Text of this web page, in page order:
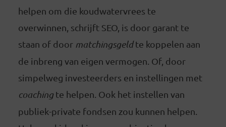
helpen om die koudwatervrees te
overwinnen, schrijft SEO, is door garant te
staan of door matchingsgeldte koppelen aan
de inbreng van eigen vermogen. Of, door
simpelweg investeerders en instellingen met
coachingte helpen. Ook het instellen van
publiek-private fondsen zou kunnen helpen.